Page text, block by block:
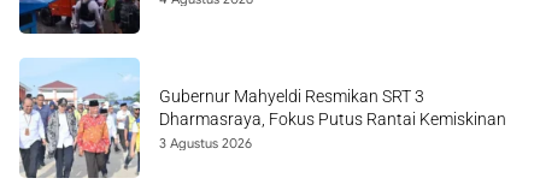
Gubernur Mahyeldi Resmikan SRT 3
Dharmasraya, Fokus Putus Rantai Kemiskinan
3 Agustus 2026